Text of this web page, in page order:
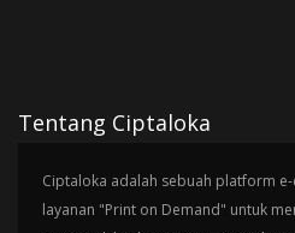
Tentang Ciptaloka
Ciptaloka adalah sebuah platform
layanan "Print on Demand" untuk